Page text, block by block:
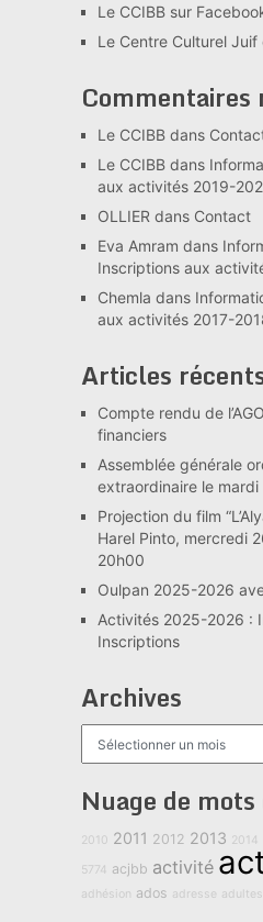
Le CCIBB sur
Le Centre Culturel Juif
Commentaires
Le CCIBBdans
Le CCIBBdans
aux activités 2019-
OLLIERdans Contact
Eva Amram dans
Inscriptions aux
Chemla dans
aux activités 2017-
Articles
Compte rendu de
financiers
Assemblée générale
extraordinaire le
Projection du film
Harel Pinto, mercredi
20h00
Oulpan 2025-2026
Activités 2025-2026 :
Inscriptions
Archives
Archives
Nuage de
2010 2011 2012 2013 2014
5774 acjbb activité
adhésion ados adresse adultes